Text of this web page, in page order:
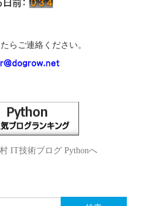
らご連絡ください。